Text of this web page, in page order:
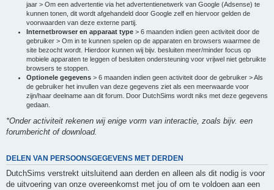
jaar > Om een advertentie via het advertentienetwerk van Google (Adsense) te
kunnen tonen, dit wordt afgehandeld door Google zelf en hiervoor gelden de
voorwaarden van deze externe partij.
Internetbrowser en apparaat type > 6 maanden indien geen activiteit door de
gebruiker > Om in te kunnen spelen op de apparaten en browsers waarmee de
site bezocht wordt. Hierdoor kunnen wij bijv. besluiten meer/minder focus op
mobiele apparaten te leggen of besluiten ondersteuning voor vrijwel niet gebruikte
browsers te stoppen.
Optionele gegevens > 6 maanden indien geen activiteit door de gebruiker > Als
de gebruiker het invullen van deze gegevens ziet als een meerwaarde voor
zijn/haar deelname aan dit forum. Door DutchSims wordt niks met deze gegevens
gedaan.
*Onder activiteit rekenen wij enige vorm van interactie, zoals bijv. een
forumbericht of download.
DELEN VAN PERSOONSGEGEVENS MET DERDEN
DutchSims verstrekt uitsluitend aan derden en alleen als dit nodig is voor
de uitvoering van onze overeenkomst met jou of om te voldoen aan een